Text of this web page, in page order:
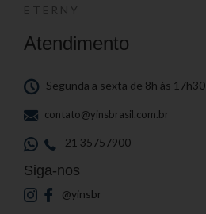
ETERNY
Atendimento
Segunda a sexta de 8h às 17h30
contato@yinsbrasil.com.br
21 35757900
Siga-nos
@yinsbr